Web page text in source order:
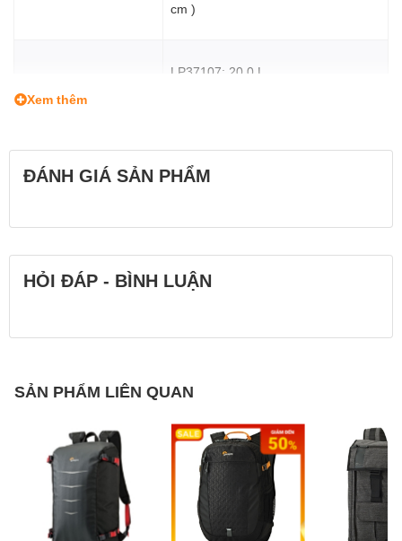
cm )
LP37107: 20.0 L
Trọng lượng
LP37107: 0.9 kg
Xem thêm
ĐÁNH GIÁ SẢN PHẨM
HỎI ĐÁP - BÌNH LUẬN
SẢN PHẨM LIÊN QUAN